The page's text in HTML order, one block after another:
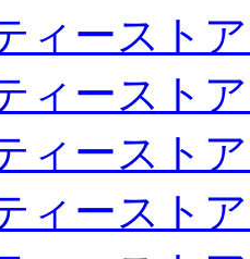
ィースト
ィースト
ィースト
ィースト